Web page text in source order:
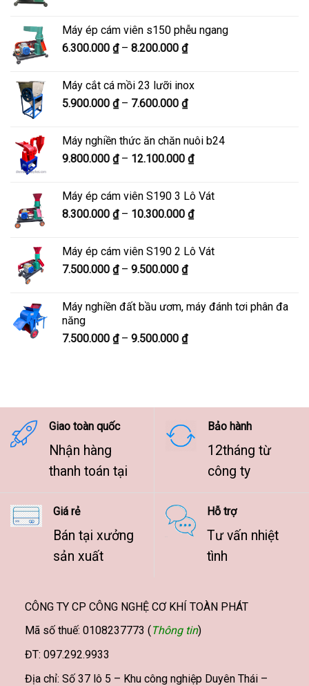
từ
6.900.000 ₫
đến
Máy ép cám viên s150 phễu ngang
6.300.000 ₫ – 8.200.000 ₫Khoảng
6.300.000 ₫
đến
Máy cắt cá mồi 23 lưỡi inox
5.900.000 ₫ – 7.600.000 ₫Khoảng
5.900.000 ₫
đến
Máy nghiền thức ăn chăn nuôi b24
9.800.000 ₫ – 12.100.000 ₫Khoảng
9.800.000 ₫
đến
Máy ép cám viên S190 3 Lô Vát
8.300.000 ₫ – 10.300.000 ₫Khoảng
8.300.000 ₫
Máy ép cám viên S190 2 Lô Vát
7.500.000 ₫ – 9.500.000 ₫Khoảng
7.500.000 ₫
9.500.000 ₫
Máy nghiền đất bầu ươm, máy đánh tơi phân đa
năng
7.500.000 ₫ – 9.500.000 ₫Khoảng
9.500.000 ₫
Giao toàn quốc
Nhận hàng
thanh toán tại
Bảo hành
12tháng từ
công ty
Giá rẻ
Bán tại xưởng
sản xuất
Hỗ trợ
Tư vấn nhiệt
tình
CÔNG TY CP CÔNG NGHỆ CƠ KHÍ TOÀN PHÁT
Mã số thuế: 0108237773 ( Thông tin)
ĐT: 097.292.9933
Địa chỉ: Số 37 lô 5 – Khu công nghiệp Duyên Thái –